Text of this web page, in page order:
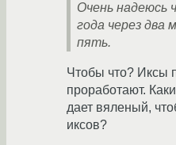
Очень надеюсь
года через два
пять.
Чтобы что? Иксы
проработают.
дает вяленый,
иксов?